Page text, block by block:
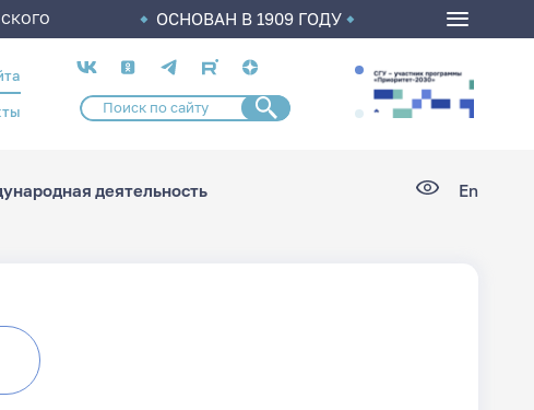
ОСНОВАН В 1909 ГОДУ
Социальные
сети
деятельность En